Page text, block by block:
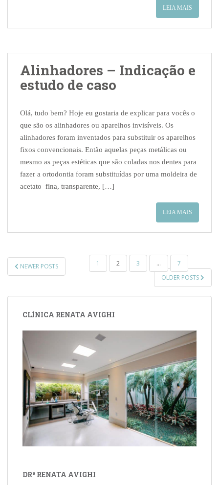
LEIA MAIS
Alinhadores – Indicação e
estudo de caso
Olá, tudo bem? Hoje eu gostaria de explicar para vocês o
que são os alinhadores ou aparelhos invisíveis. Os
alinhadores foram inventados para substituir os aparelhos
fixos convencionais. Então aquelas peças metálicas ou
mesmo as peças estéticas que são coladas nos dentes para
fazer a ortodontia foram substituídas por uma moldeira de
acetato fina, transparente, […]
LEIA MAIS
PAGINAÇÃO
DE
NEWER POSTS 1 2 3 …
7
OLDER POSTS
CLÍNICA RENATA AVIGHI
DRª RENATA AVIGHI